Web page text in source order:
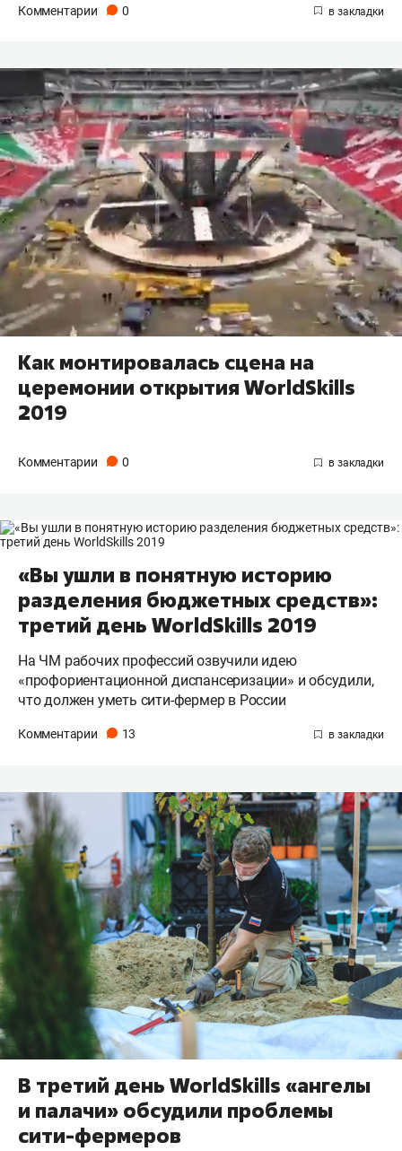
Комментарии 0
Как монтировалась сцена на
церемонии открытия WorldSkills
2019
Комментарии 0
«Вы ушли в понятную историю
разделения бюджетных средств»:
третий день WorldSkills 2019
На ЧМ рабочих профессий озвучили идею
«профориентационной диспансеризации» и обсудили,
что должен уметь сити-фермер в России
Комментарии 13
В третий день WorldSkills «ангелы
и палачи» обсудили проблемы
сити-фермеров